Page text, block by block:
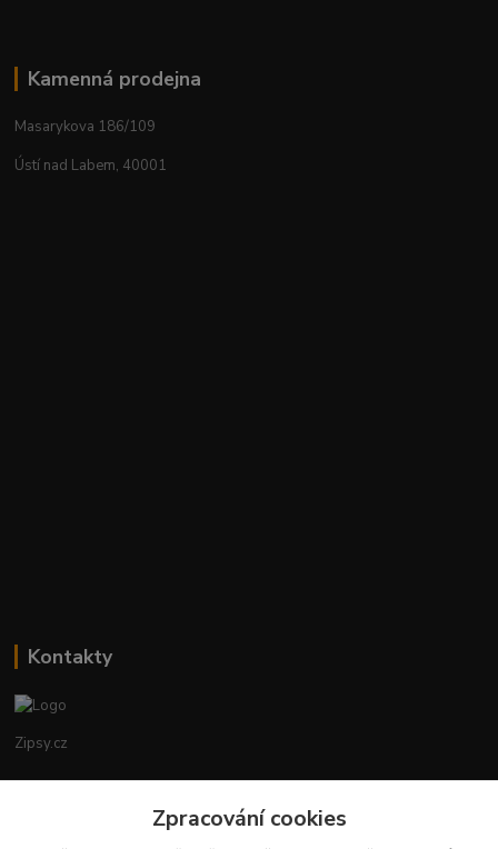
Kamenná prodejna
Masarykova 186/109
Ústí nad Labem, 40001
Kontakty
Zipsy.cz
+420774877333
Zpracování cookies